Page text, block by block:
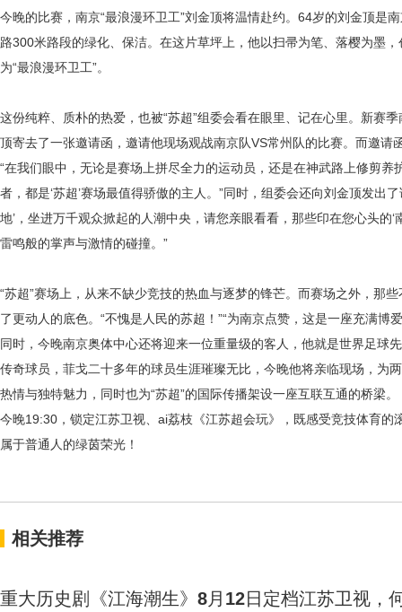
今晚的比赛，南京“最浪漫环卫工”刘金顶将温情赴约。64岁的刘金顶是
路300米路段的绿化、保洁。在这片草坪上，他以扫帚为笔、落樱为墨
为“最浪漫环卫工”。
这份纯粹、质朴的热爱，也被“苏超”组委会看在眼里、记在心里。新赛
顶寄去了一张邀请函，邀请他现场观战南京队VS常州队的比赛。而邀请
“在我们眼中，无论是赛场上拼尽全力的运动员，还是在神武路上修剪
者，都是‘苏超’赛场最值得骄傲的主人。”同时，组委会还向刘金顶发出
地’，坐进万千观众掀起的人潮中央，请您亲眼看看，那些印在您心头的‘
雷鸣般的掌声与激情的碰撞。”
“苏超”赛场上，从来不缺少竞技的热血与逐梦的锋芒。而赛场之外，那
了更动人的底色。“不愧是人民的苏超！”“为南京点赞，这是一座充满博
同时，今晚南京奥体中心还将迎来一位重量级的客人，他就是世界足球
传奇球员，菲戈二十多年的球员生涯璀璨无比，今晚他将亲临现场，为
热情与独特魅力，同时也为“苏超”的国际传播架设一座互联互通的桥梁。
今晚19:30，锁定江苏卫视、ai荔枝《江苏超会玩》，既感受竞技体育
属于普通人的绿茵荣光！
相关推荐
重大历史剧《江海潮生》8月12日定档江苏卫视，